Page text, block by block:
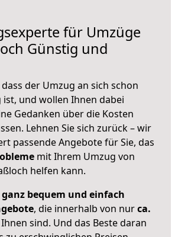
für Umzüge
Günstig und
der Umzug an sich schon
und wollen Ihnen dabei
Gedanken über die Kosten
Lehnen Sie sich zurück – wir
passende Angebote für Sie, das
mit Ihrem Umzug von
helfen kann.
ganz bequem und einfach
, die innerhalb von nurca.
sind. Und das Beste daran